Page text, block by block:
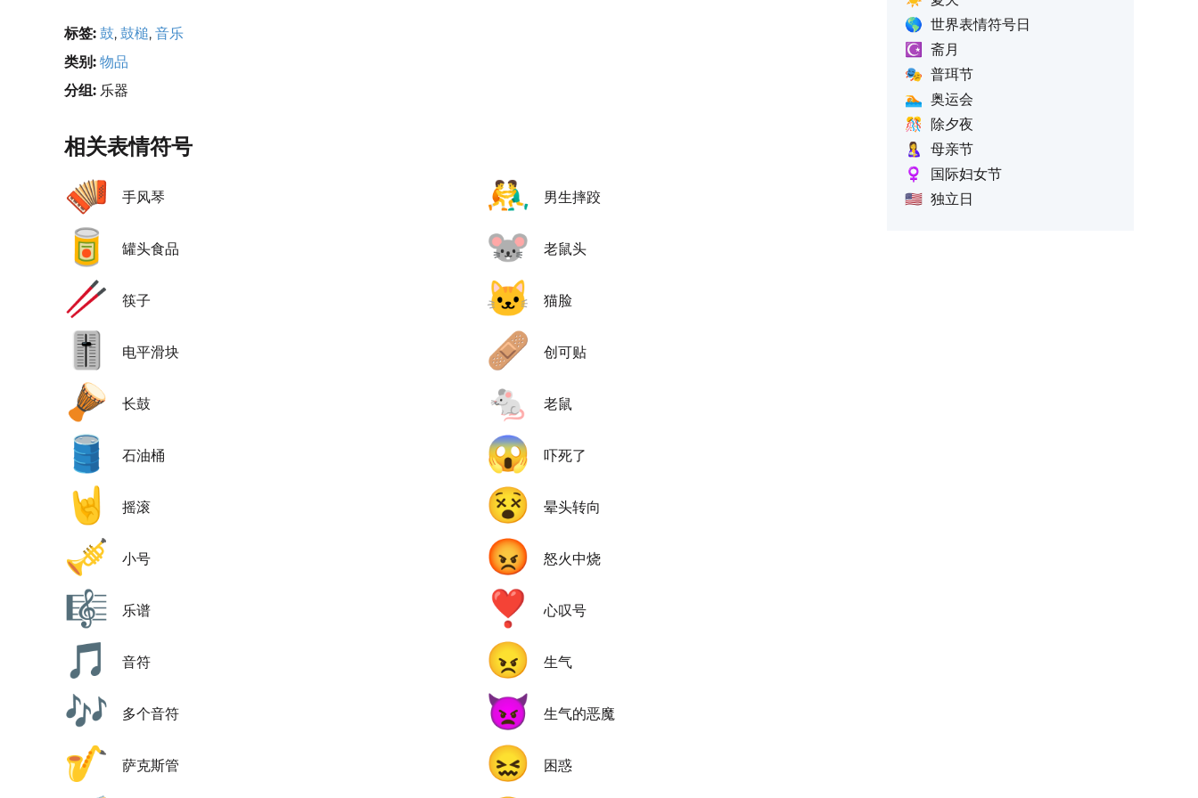
标签: 鼓, 鼓槌, 音乐
类别: 物品
分组: 乐器
相关表情符号
🪗 手风琴
🥫 罐头食品
🥢 筷子
🎚️ 电平滑块
🪘 长鼓
🛢️ 石油桶
🤘 摇滚
🎺 小号
🎼 乐谱
🎵 音符
🎶 多个音符
🎷 萨克斯管
🤼‍♂️ 男生摔跤
🐭 老鼠头
🐱 猫脸
🩹 创可贴
🐁 老鼠
😱 吓死了
😵 晕头转向
😡 怒火中烧
❣️ 心叹号
😠 生气
👿 生气的恶魔
😖 困惑
🌎 世界表情符号日
☪️
斋月
🎭 普珥节
🏊 奥运会
🎊
除夕夜
🤱
母亲节
♀️
国际妇女节
🇺🇸 独立日